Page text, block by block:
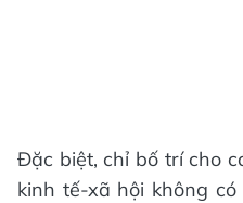
Đặc biệt, chỉ bố trí cho
kinh tế-xã hội không